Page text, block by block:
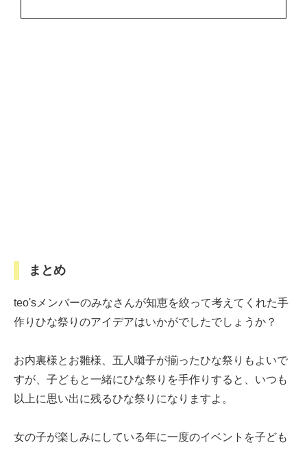
まとめ
teo'sメンバーのみなさんが知恵を絞って考えてくれた手
作りひな祭りのアイデアはいかがでしたでしょうか？
お内裏様とお雛様、五人囃子が揃ったひな祭りもよいで
すが、子どもと一緒にひな祭りを手作りすると、いつも
以上に思い出に残るひな祭りになりますよ。
女の子が楽しみにしている年に一度のイベントを子ども